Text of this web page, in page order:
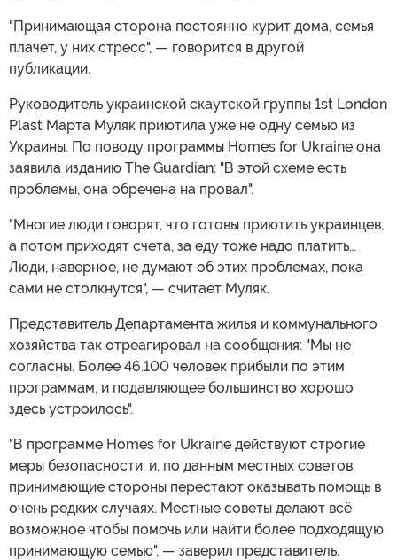
"Принимающая сторона постоянно курит дома, семья
плачет, у них стресс", — говорится в другой
публикации.
Руководитель украинской скаутской группы 1st London
Plast Марта Муляк приютила уже не одну семью из
Украины. По поводу программы Homes for Ukraine она
заявила изданию The Guardian: "В этой схеме есть
проблемы, она обречена на провал".
"Многие люди говорят, что готовы приютить украинцев,
а потом приходят счета, за еду тоже надо платить…
Люди, наверное, не думают об этих проблемах, пока
сами не столкнутся", — считает Муляк.
Представитель Департамента жилья и коммунального
хозяйства так отреагировал на сообщения: "Мы не
согласны. Более 46.100 человек прибыли по этим
программам, и подавляющее большинство хорошо
здесь устроилось".
"В программе Homes for Ukraine действуют строгие
меры безопасности, и, по данным местных советов,
принимающие стороны перестают оказывать помощь в
очень редких случаях. Местные советы делают всё
возможное чтобы помочь или найти более подходящую
принимающую семью", — заверил представитель.